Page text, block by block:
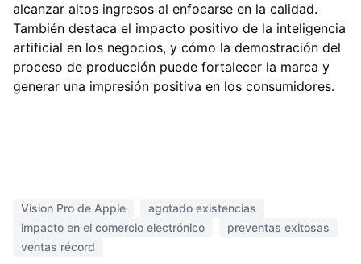
alcanzar altos ingresos al enfocarse en la calidad.
También destaca el impacto positivo de la inteligencia
artificial en los negocios, y cómo la demostración del
proceso de producción puede fortalecer la marca y
generar una impresión positiva en los consumidores.
Vision Pro de Apple
agotado existencias
impacto en el comercio electrónico
preventas exitosas
ventas récord